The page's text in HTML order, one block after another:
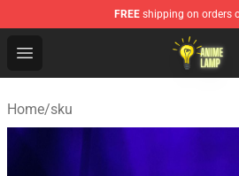
FREE shipping on orders
Open menu
Anime Lamp Shop - The Best
Home/sku